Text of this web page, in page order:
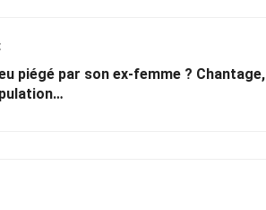
piégé par son ex-femme ? Chantage,